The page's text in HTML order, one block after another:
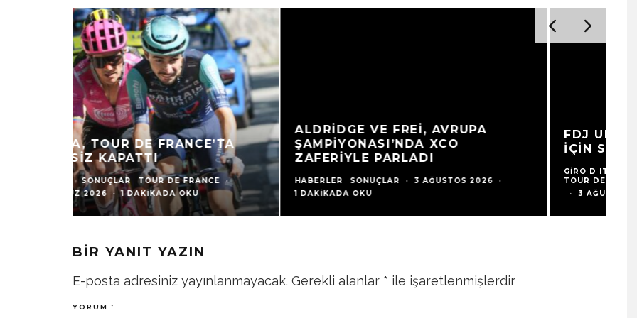
ALDRIDGE VE FREI, AVRUPA
ŞAMPIYONASI’NDA XCO
ZAFERIYLE PARLADI
HABERLER SONUÇLAR · 3 AĞUSTOS 2026
1 DAKIKADA OKU
FDJ UNITED-SUEZ, SARI FORMA
İÇIN SALDIRIDA BULUNDU
TOUR DE FRANCE
·
3 AĞUSTOS 2026
BIR YANIT YAZIN
E-posta adresiniz yayınlanmayacak. Gerekli alanlar * ile işaretlenmişlerdir
YORUM *